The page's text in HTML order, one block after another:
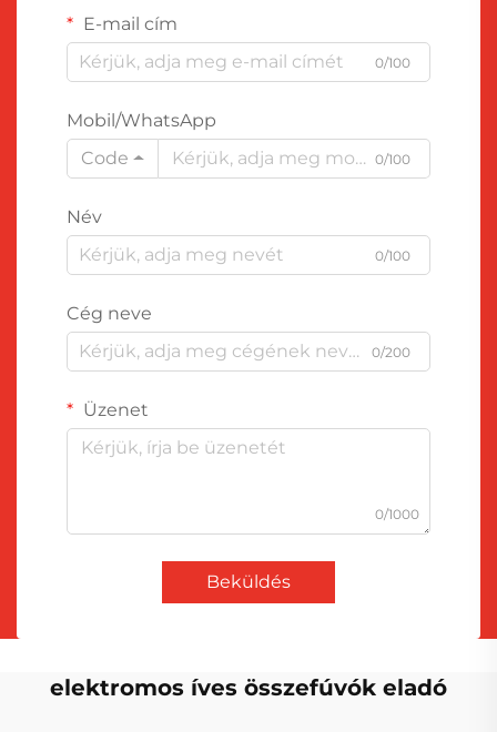
E-mail cím
0/100
Mobil/WhatsApp
Code
0/100
Név
0/100
Cég neve
0/200
Üzenet
0/1000
Beküldés
elektromos íves összefúvók eladó